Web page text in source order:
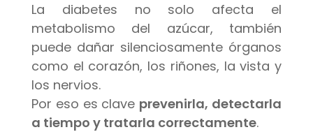
La diabetes no solo afecta el
metabolismo del azúcar, también
puede dañar silenciosamente órganos
como el corazón, los riñones, la vista y
los nervios.
Por eso es clave prevenirla, detectarla
a tiempo y tratarla correctamente.